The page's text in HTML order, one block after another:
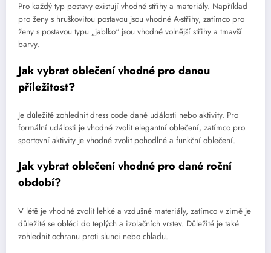
Pro každý typ postavy existují vhodné střihy a materiály. Například
pro ženy s hruškovitou postavou jsou vhodné A-střihy, zatímco pro
ženy s postavou typu „jablko“ jsou vhodné volnější střihy a tmavší
barvy.
Jak vybrat oblečení vhodné pro danou
příležitost?
Je důležité zohlednit dress code dané události nebo aktivity. Pro
formální události je vhodné zvolit elegantní oblečení, zatímco pro
sportovní aktivity je vhodné zvolit pohodlné a funkční oblečení.
Jak vybrat oblečení vhodné pro dané roční
období?
V létě je vhodné zvolit lehké a vzdušné materiály, zatímco v zimě je
důležité se obléci do teplých a izolačních vrstev. Důležité je také
zohlednit ochranu proti slunci nebo chladu.